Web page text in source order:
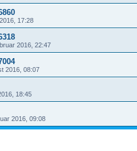
17:28
2016, 22:47
2016, 08:07
18:45
2016, 09:08